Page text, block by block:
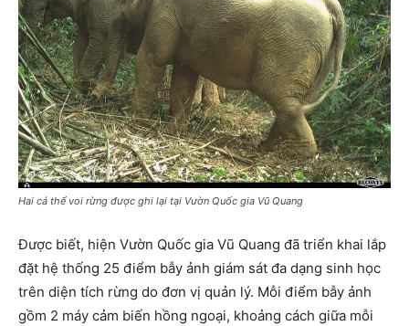
Hai cá thể voi rừng được ghi lại tại Vườn Quốc gia Vũ Quang
Được biết, hiện Vườn Quốc gia Vũ Quang đã triển khai lắp
đặt hệ thống 25 điểm bẫy ảnh giám sát đa dạng sinh học
trên diện tích rừng do đơn vị quản lý. Mỗi điểm bẫy ảnh
gồm 2 máy cảm biến hồng ngoại, khoảng cách giữa mỗi